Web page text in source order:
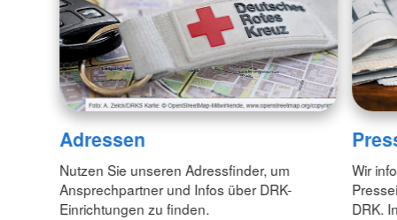
Adressen
Nutzen Sie unseren Adressfinder, um
Ansprechpartner und Infos über DRK-
Einrichtungen zu finden.
Wir
DRK.